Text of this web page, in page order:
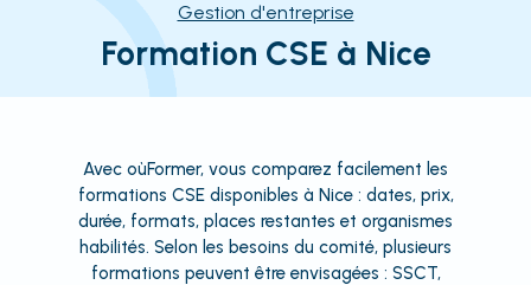
Gestion d'entreprise
Formation CSE à Nice
Avec oùFormer, vous comparez facilement les
formations CSE disponibles à Nice : dates, prix,
durée, formats, places restantes et organismes
habilités. Selon les besoins du comité, plusieurs
formations peuvent être envisagées : SSCT,